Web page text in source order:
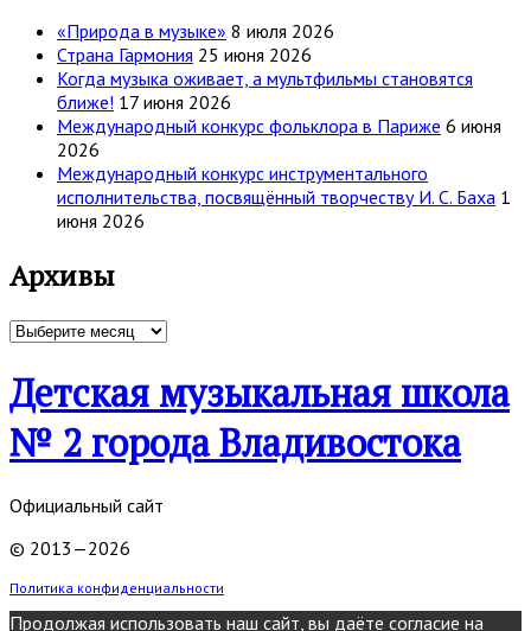
«Природа в музыке» 8 июля 2026
Страна Гармония 25 июня 2026
Когда музыка оживает, а мультфильмы становятся
ближе! 17 июня 2026
Международный конкурс фольклора в Париже 6 июня
2026
Международный конкурс инструментального
исполнительства, посвящённый творчеству И. С. Баха 1
июня 2026
Архивы
Архивы
Детская музыкальная школа
№ 2 города Владивостока
Официальный сайт
© 2013—2026
Политика конфиденциальности
Продолжая использовать наш сайт, вы даёте согласие на